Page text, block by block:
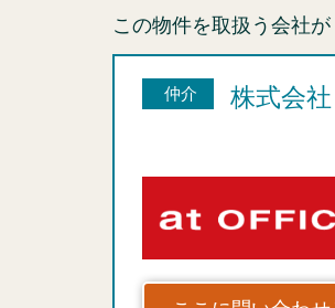
この物件を取扱う会社が
仲介 株式会